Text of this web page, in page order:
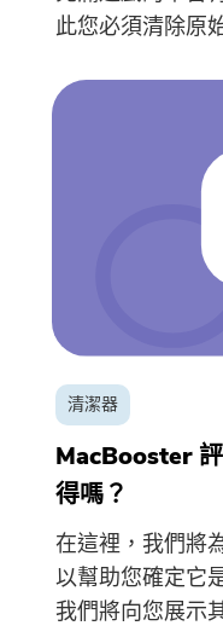
此您必須清除原
清潔器
MacBooster
得嗎？
在這裡，我們將
以幫助您確定它
我們將向您展示
訂閱關於
優
這個軟體
用。你可
碼。如